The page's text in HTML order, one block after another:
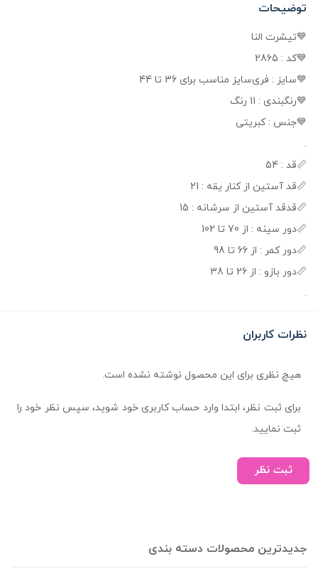
توضیحات
💙تیشرت النا
💙کد : 2865
💙سایز : فری‌سایز مناسب برای 36 تا 44
💙رنگبندی : 11 رنگ
💙جنس : کبریتی
.
📏قد : 54
📏قد آستین از کنار یقه : 21
📏قدقد آستین از سرشانه : 15
📏دور سینه : از 70 تا 102
📏دور کمر : از 66 تا 98
📏دور بازو : از 26 تا 38
.
نظرات کاربران
هیچ نظری برای این محصول نوشته نشده است.
برای ثبت نظر، ابتدا وارد حساب کاربری خود شوید، سپس نظر خود را
ثبت نمایید.
ثبت نظر
جدیدترین محصولات دسته بندی